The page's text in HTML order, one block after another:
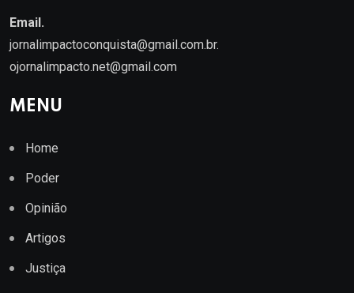
Email.
jornalimpactoconquista@gmail.com.br.
ojornalimpacto.net@gmail.com
MENU
Home
Poder
Opinião
Artigos
Justiça